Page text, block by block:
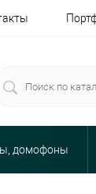
домофоны